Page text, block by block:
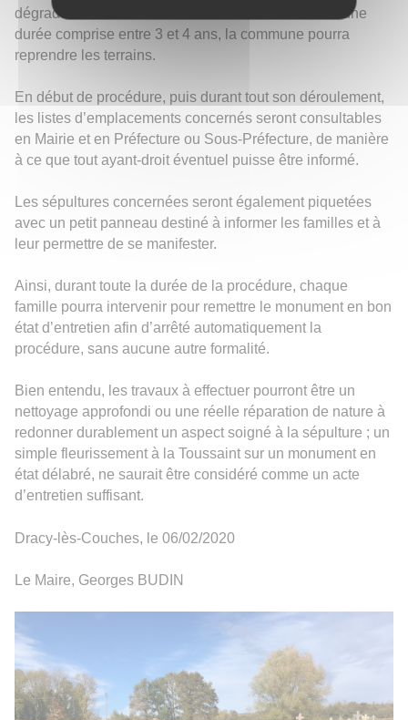
dégradés sont bel et bien abandonnés. Au terme d’une
durée comprise entre 3 et 4 ans, la commune pourra
reprendre les terrains.
En début de procédure, puis durant tout son déroulement,
les listes d’emplacements concernés seront consultables
en Mairie et en Préfecture ou Sous-Préfecture, de manière
à ce que tout ayant-droit éventuel puisse être informé.
Les sépultures concernées seront également piquetées
avec un petit panneau destiné à informer les familles et à
leur permettre de se manifester.
Ainsi, durant toute la durée de la procédure, chaque
famille pourra intervenir pour remettre le monument en bon
état d’entretien afin d’arrêté automatiquement la
procédure, sans aucune autre formalité.
Bien entendu, les travaux à effectuer pourront être un
nettoyage approfondi ou une réelle réparation de nature à
redonner durablement un aspect soigné à la sépulture ; un
simple fleurissement à la Toussaint sur un monument en
état délabré, ne saurait être considéré comme un acte
d’entretien suffisant.
Dracy-lès-Couches, le 06/02/2020
Le Maire, Georges BUDIN